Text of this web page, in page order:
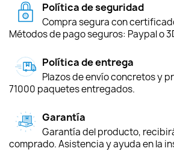
Política de seguridad
Compra segura con
Métodos de pago seguros: Paypal o
Política de entrega
Plazos de envío concretos y
71000 paquetes entregados.
Garantía
Garantía del producto,
comprado. Asistencia y ayuda en la